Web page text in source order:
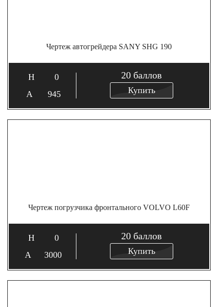
Чертеж автогрейдера SANY SHG 190
0
945
20 баллов
Купить
Чертеж погрузчика фронтального VOLVO L60F
0
3000
20 баллов
Купить